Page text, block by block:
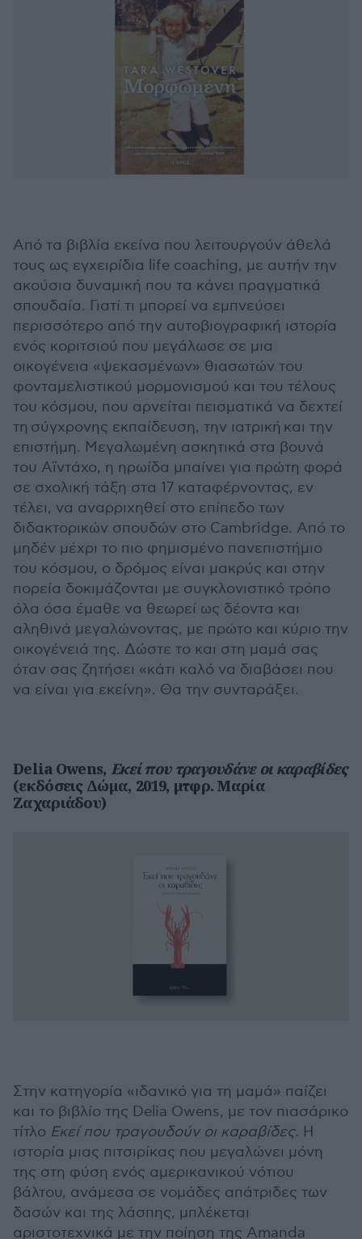
Από τα βιβλία εκείνα που λειτουργούν άθελά
τους ως εγχειρίδια life coaching, με αυτήν την
ακούσια δυναμική που τα κάνει πραγματικά
σπουδαία. Γιατί τι μπορεί να εμπνεύσει
περισσότερο από την αυτοβιογραφική ιστορία
ενός κοριτσιού που μεγάλωσε σε μια
οικογένεια «ψεκασμένων» θιασωτών του
φονταμελιστικού μορμονισμού και του τέλους
του κόσμου, που αρνείται πεισματικά να δεχτεί
τη σύγχρονης εκπαίδευση, την ιατρική και την
επιστήμη. Μεγαλωμένη ασκητικά στα βουνά
του Αϊντάχο, η ηρωίδα μπαίνει για πρώτη φορά
σε σχολική τάξη στα 17 καταφέρνοντας, εν
τέλει, να αναρριχηθεί στο επίπεδο των
διδακτορικών σπουδών στο Cambridge. Από το
μηδέν μέχρι το πιο φημισμένο πανεπιστήμιο
του κόσμου, ο δρόμος είναι μακρύς και στην
πορεία δοκιμάζονται με συγκλονιστικό τρόπο
όλα όσα έμαθε να θεωρεί ως δέοντα και
αληθινά μεγαλώνοντας, με πρώτο και κύριο την
οικογένειά της. Δώστε το και στη μαμά σας
όταν σας ζητήσει «κάτι καλό να διαβάσει που
να είναι για εκείνη». Θα την συνταράξει.
Delia Owens, Εκεί που τραγουδάνε οι καραβίδες
(εκδόσεις Δώμα, 2019, μτφρ. Μαρία
Ζαχαριάδου)
Στην κατηγορία «ιδανικό για τη μαμά» παίζει
και το βιβλίο της Delia Owens, με τον πιασάρικο
τίτλο Εκεί που τραγουδούν οι καραβίδες. Η
ιστορία μιας πιτσιρίκας που μεγαλώνει μόνη
της στη φύση ενός αμερικανικού νότιου
βάλτου, ανάμεσα σε νομάδες απάτριδες των
δασών και της λάσπης, μπλέκεται
αριστοτεχνικά με την ποίηση της Amanda